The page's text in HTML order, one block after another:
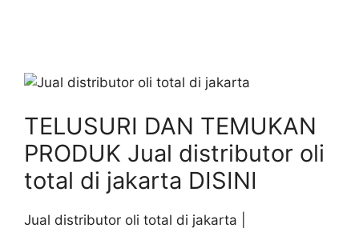
TELUSURI DAN TEMUKAN
PRODUK Jual distributor oli
total di jakarta DISINI
Jual distributor oli total di jakarta |